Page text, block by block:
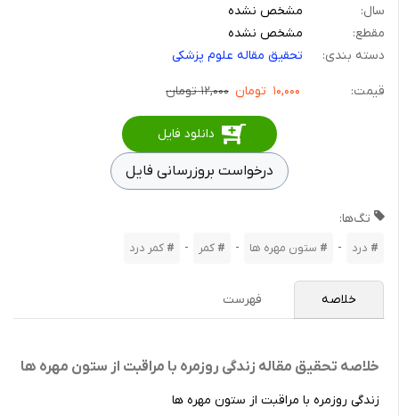
سال:
مشخص نشده
مقطع:
مشخص نشده
دسته بندی:
تحقیق مقاله علوم پزشکی
قیمت: ۱۰,۰۰۰ تومان ۱۲,۰۰۰ تومان
دانلود فایل
درخواست بروزرسانی فایل
تگ‌ها:
درد - ستون مهره ها - کمر - کمر درد
خلاصه فهرست
خلاصه تحقیق مقاله زندگی روزمره با مراقبت از ستون مهره ها
زندگی روزمره با مراقبت از ستون مهره ها